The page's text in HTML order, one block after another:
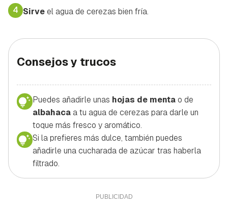
4 Sirveel agua de cerezas bien fría.
Consejos y trucos
Puedes añadirle unas hojas de mentao de
albahaca a tu agua de cerezas para darle un
toque más fresco y aromático.
Si la prefieres más dulce, también puedes
añadirle una cucharada de azúcar tras haberla
filtrado.